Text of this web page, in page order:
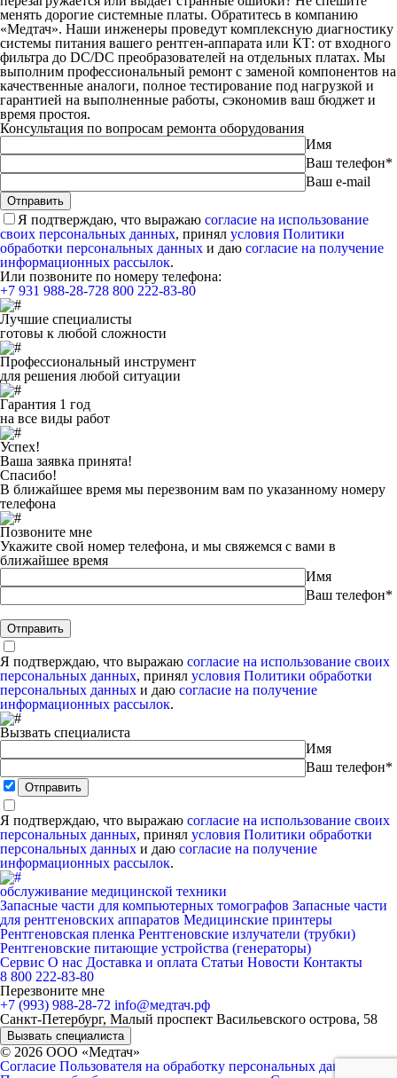
менять дорогие системные платы. Обратитесь в компанию
«Медтач». Наши инженеры проведут комплексную диагностику
системы питания вашего рентген-аппарата или КТ: от входного
фильтра до DC/DC преобразователей на отдельных платах. Мы
выполним профессиональный ремонт с заменой компонентов на
качественные аналоги, полное тестирование под нагрузкой и
гарантией на выполненные работы, сэкономив ваш бюджет и
время простоя.
Консультация по вопросам ремонта оборудования
Имя
Ваш телефон*
Ваш e-mail
Я подтверждаю, что выражаю согласие на использование
своих персональных данных, принял условия Политики
обработки персональных данных и даю согласие на получение
информационных рассылок.
Или позвоните по номеру телефона:
+7 931 988-28-728 800 222-83-80
Лучшие специалисты
готовы к любой сложности
Профессиональный инструмент
для решения любой ситуации
Гарантия 1 год
на все виды работ
Успех!
Ваша заявка принята!
Спасибо!
В ближайшее время мы перезвоним вам по указанному номеру
телефона
Позвоните мне
Укажите свой номер телефона, и мы свяжемся с вами в
ближайшее время
Имя
Ваш телефон*
Я подтверждаю, что выражаю согласие на использование своих
персональных данных, принял условия Политики обработки
персональных данных и даю согласие на получение
информационных рассылок.
Вызвать специалиста
Имя
Ваш телефон*
Я подтверждаю, что выражаю согласие на использование своих
персональных данных, принял условия Политики обработки
персональных данных и даю согласие на получение
информационных рассылок.
обслуживание медицинской техники
Запасные части для компьютерных томографов Запасные части
для рентгеновских аппаратов Медицинские принтеры
Рентгеновская пленка Рентгеновские излучатели (трубки)
Рентгеновские питающие устройства (генераторы)
Сервис О нас Доставка и оплата Статьи Новости Контакты
8 800 222-83-80
Перезвоните мне
+7 (993) 988-28-72 info@медтач.рф
Санкт-Петербург, Малый проспект Васильевского острова, 58
Вызвать специалиста
© 2026 ООО «Медтач»
Согласие Пользователя на обработку персональных данных